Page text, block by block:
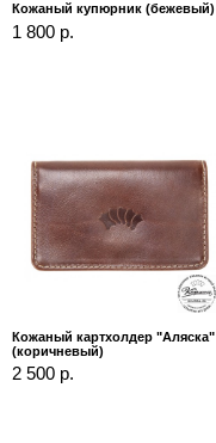
Кожаный купюрник (бежевый)
1 800 р.
Кожаный картхолдер "Аляска"
(коричневый)
2 500 р.